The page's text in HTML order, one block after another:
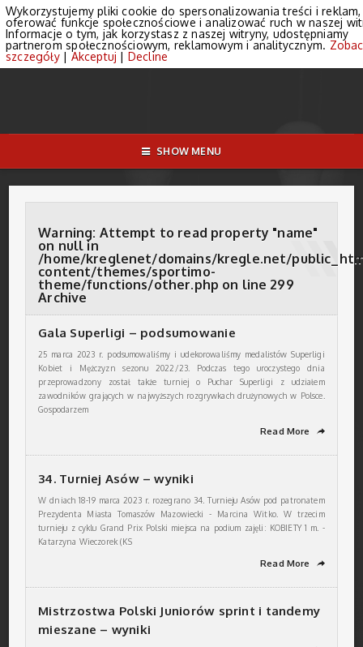
SHOW MENU
Warning: Attempt to read property "name"
on null in
/home/kreglenet/domains/kregle.net/
content/themes/sportimo-
theme/functions/other.php on line 299
Archive
Gala Superligi – podsumowanie
25 marca 2023 r. podsumowaliśmy i udekorowaliśmy medalistów Superligi
Kobiet i Mężczyzn sezonu 2022/23. Podczas tego uroczystego dnia
przeprowadzony został także turniej o Puchar Superligi z udziałem
zawodników grających w najwyższych rozgrywkach drużynowych w Polsce.
Gospodarzem
Read More ➦
34. Turniej Asów – wyniki
W dniach 18-19 marca 2023 r. rozegrano 34. Turnieju Asów pod patronatem
Prezydenta Miasta Tomaszów Mazowiecki - Marcina Witko. W trzecim
turnieju z cyklu Grand Prix Polski miejsca na podium zajęli: KOBIETY 1 m. -
Katarzyna Wieczorek (KS
Read More ➦
Mistrzostwa Polski Juniorów sprint i tandemy
mieszane – wyniki
Wykorzystujemy pliki cookie do spersonalizowania treści i
oferować funkcje społecznościowe i analizować ruch w naszej
Informacje o tym, jak korzystasz z naszej witryny, udostępniamy
partnerom społecznościowym, reklamowym i analitycznym.
szczegóły| Akceptuj | Decline